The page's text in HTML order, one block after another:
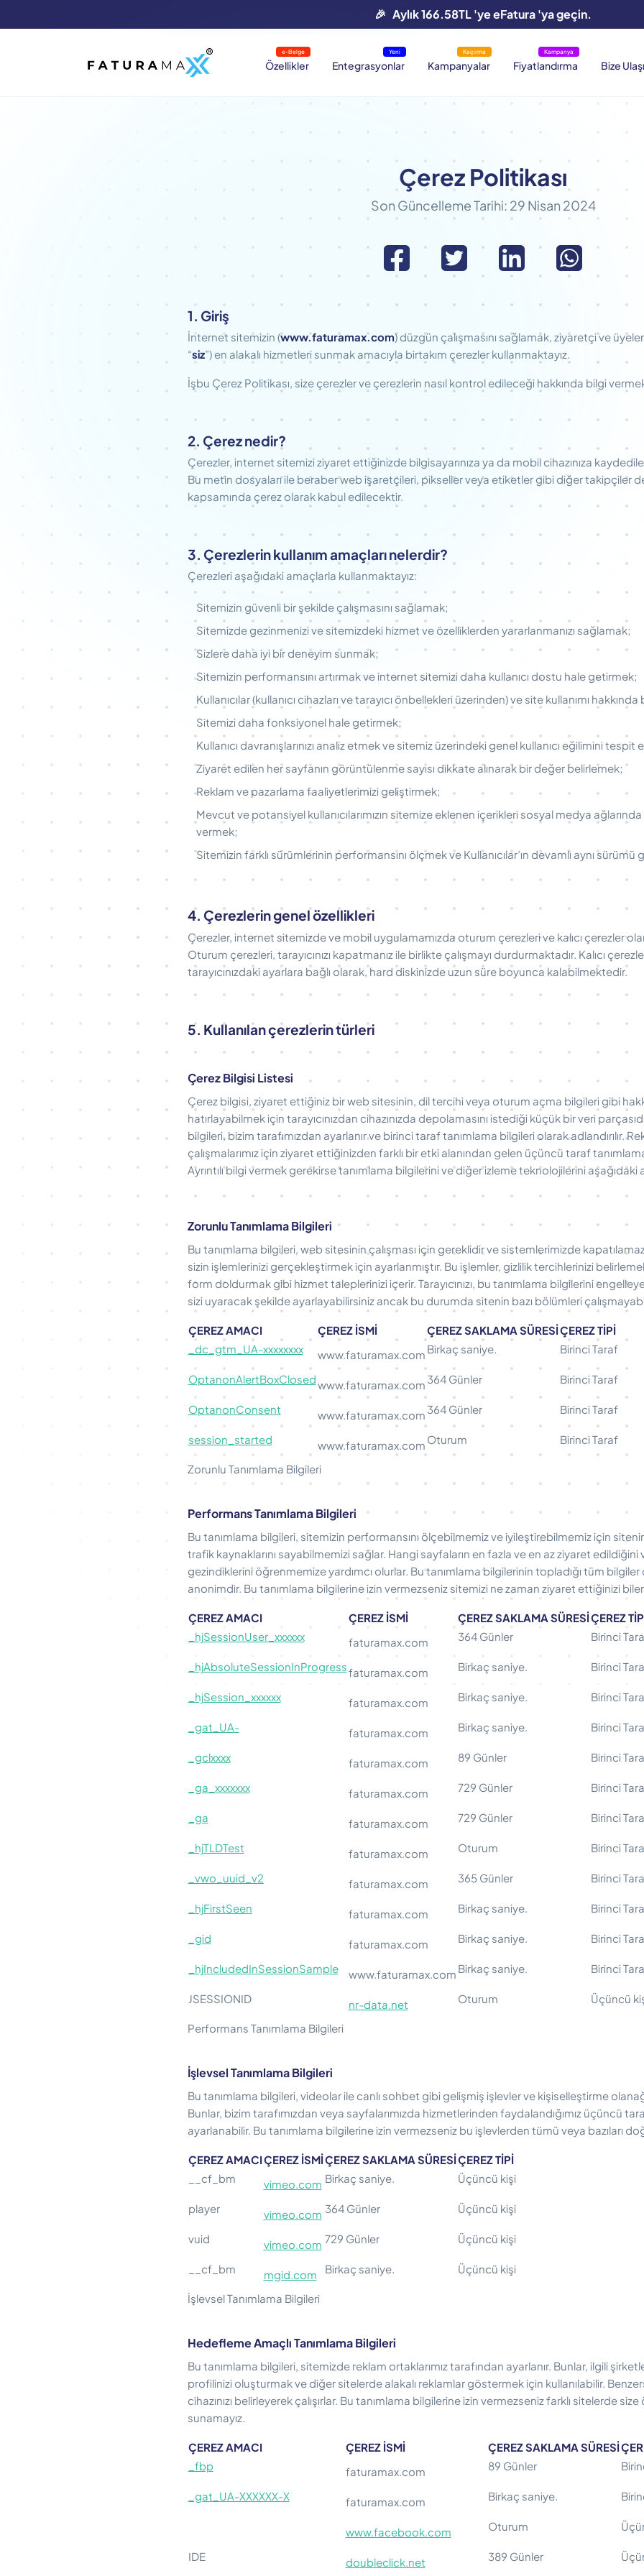
🎉 Aylık 166.58TL 'ye eFatura 'ya geçin.
Özellikler
e-Belge
Entegrasyonlar
Yeni
Kampanyalar
Kaçırma
Fiyatlandırma
Kampanya
Bize
Çerez Politikası
Son Güncelleme Tarihi: 29 Nisan 2024
1. Giriş
İnternet sitemizin (www.faturamax.com) düzgün çalışmasını sağlamak, ziyaretçi ve
“siz”) en alakalı hizmetleri sunmak amacıyla birtakım çerezler kullanmaktayız.
İşbu Çerez Politikası, size çerezler ve çerezlerin nasıl kontrol edileceği hakkında bilgi vermek
2. Çerez nedir?
Çerezler, internet sitemizi ziyaret ettiğinizde bilgisayarınıza ya da mobil cihazınıza
Bu metin dosyaları ile beraber web işaretçileri, pikseller veya etiketler gibi diğer takipçiler
kapsamında çerez olarak kabul edilecektir.
3. Çerezlerin kullanım amaçları nelerdir?
Çerezleri aşağıdaki amaçlarla kullanmaktayız:
Sitemizin güvenli bir şekilde çalışmasını sağlamak;
Sitemizde gezinmenizi ve sitemizdeki hizmet ve özelliklerden yararlanmanızı sağlamak;
Sizlere daha iyi bir deneyim sunmak;
Sitemizin performansını artırmak ve internet sitemizi daha kullanıcı dostu hale getirmek;
Kullanıcılar (kullanıcı cihazları ve tarayıcı önbellekleri üzerinden) ve site kullanımı
Sitemizi daha fonksiyonel hale getirmek;
Kullanıcı davranışlarınızı analiz etmek ve sitemiz üzerindeki genel kullanıcı eğilimini tespit
Ziyaret edilen her sayfanın görüntülenme sayısı dikkate alınarak bir değer belirlemek;
Reklam ve pazarlama faaliyetlerimizi geliştirmek;
Mevcut ve potansiyel kullanıcılarımızın sitemize eklenen içerikleri sosyal medya
vermek;
Sitemizin farklı sürümlerinin performansını ölçmek ve Kullanıcılar’ın devamlı aynı
4. Çerezlerin genel özellikleri
Çerezler, internet sitemizde ve mobil uygulamamızda oturum çerezleri ve kalıcı çerezler
Oturum çerezleri, tarayıcınızı kapatmanız ile birlikte çalışmayı durdurmaktadır. Kalıcı
tarayıcınızdaki ayarlara bağlı olarak, hard diskinizde uzun süre boyunca kalabilmektedir.
5. Kullanılan çerezlerin türleri
Çerez Bilgisi Listesi
Çerez bilgisi, ziyaret ettiğiniz bir web sitesinin, dil tercihi veya oturum açma bilgileri gibi
hatırlayabilmek için tarayıcınızdan cihazınızda depolamasını istediği küçük bir veri
bilgileri, bizim tarafımızdan ayarlanır ve birinci taraf tanımlama bilgileri olarak adlandırılır.
çalışmalarımız için ziyaret ettiğinizden farklı bir etki alanından gelen üçüncü taraf
Ayrıntılı bilgi vermek gerekirse tanımlama bilgilerini ve diğer izleme teknolojilerini aşağıdaki
Zorunlu Tanımlama Bilgileri
Bu tanımlama bilgileri, web sitesinin çalışması için gereklidir ve sistemlerimizde
sizin işlemlerinizi gerçekleştirmek için ayarlanmıştır. Bu işlemler, gizlilik tercihlerinizi
form doldurmak gibi hizmet taleplerinizi içerir. Tarayıcınızı, bu tanımlama bilgilerini
sizi uyaracak şekilde ayarlayabilirsiniz ancak bu durumda sitenin bazı bölümleri
ÇEREZ AMACI ÇEREZ İSMİ ÇEREZ SAKLAMA SÜRESİÇEREZ TİPİ
_dc_gtm_UA-xxxxxxxx
www.faturamax.com Birkaç saniye. Birinci Taraf
OptanonAlertBoxClosedwww.faturamax.com 364 Günler Birinci Taraf
OptanonConsent www.faturamax.com 364 Günler Birinci Taraf
session_started www.faturamax.com Oturum Birinci Taraf
Zorunlu Tanımlama Bilgileri
Performans Tanımlama Bilgileri
Bu tanımlama bilgileri, sitemizin performansını ölçebilmemiz ve iyileştirebilmemiz için sitenin
trafik kaynaklarını sayabilmemizi sağlar. Hangi sayfaların en fazla ve en az ziyaret edildiğini
gezindiklerini öğrenmemize yardımcı olurlar. Bu tanımlama bilgilerinin topladığı tüm
anonimdir. Bu tanımlama bilgilerine izin vermezseniz sitemizi ne zaman ziyaret ettiğinizi
ÇEREZ AMACI ÇEREZ İSMİ ÇEREZ SAKLAMA SÜRESİÇEREZ
_hjSessionUser_xxxxxx
faturamax.com 364 Günler Birinci
_hjAbsoluteSessionInProgressfaturamax.com Birkaç saniye. Birinci
_hjSession_xxxxxx faturamax.com Birkaç saniye. Birinci
_gat_UA- faturamax.com Birkaç saniye. Birinci
_gclxxxx faturamax.com 89 Günler Birinci
_ga_xxxxxxx faturamax.com 729 Günler Birinci
_ga faturamax.com 729 Günler Birinci
_hjTLDTest faturamax.com Oturum Birinci
_vwo_uuid_v2 faturamax.com 365 Günler Birinci
_hjFirstSeen faturamax.com Birkaç saniye. Birinci
_gid faturamax.com Birkaç saniye. Birinci
_hjIncludedInSessionSample www.faturamax.com Birkaç saniye. Birinci
JSESSIONID nr-data.net Oturum Üçüncü
Performans Tanımlama Bilgileri
İşlevsel Tanımlama Bilgileri
Bu tanımlama bilgileri, videolar ile canlı sohbet gibi gelişmiş işlevler ve kişiselleştirme
Bunlar, bizim tarafımızdan veya sayfalarımızda hizmetlerinden faydalandığımız üçüncü
ayarlanabilir. Bu tanımlama bilgilerine izin vermezseniz bu işlevlerden tümü veya bazıları
ÇEREZ AMACIÇEREZ İSMİÇEREZ SAKLAMA SÜRESİÇEREZ TİPİ
__cf_bm
vimeo.com Birkaç saniye. Üçüncü kişi
player vimeo.com 364 Günler Üçüncü kişi
vuid vimeo.com 729 Günler Üçüncü kişi
__cf_bm mgid.com Birkaç saniye. Üçüncü kişi
İşlevsel Tanımlama Bilgileri
Hedefleme Amaçlı Tanımlama Bilgileri
Bu tanımlama bilgileri, sitemizde reklam ortaklarımız tarafından ayarlanır. Bunlar, ilgili
profilinizi oluşturmak ve diğer sitelerde alakalı reklamlar göstermek için kullanılabilir.
cihazınızı belirleyerek çalışırlar. Bu tanımlama bilgilerine izin vermezseniz farklı sitelerde
sunamayız.
ÇEREZ AMACI ÇEREZ İSMİ ÇEREZ SAKLAMA SÜRESİ
_fbp
faturamax.com 89 Günler
_gat_UA-XXXXXX-X faturamax.com Birkaç saniye.
www.facebook.com Oturum
IDE doubleclick.net 389 Günler